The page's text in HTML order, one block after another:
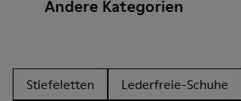
Andere Kategorien
Stiefeletten Lederfreie-Schuhe